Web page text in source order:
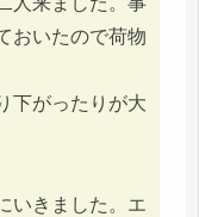
おいたので荷物
下がったりが大
いきました。エ